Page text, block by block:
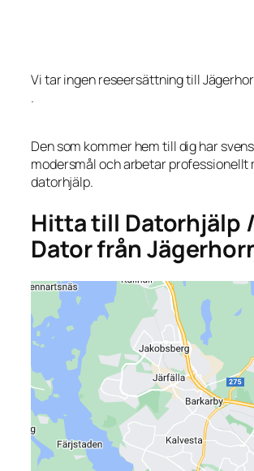
Vi tar ingen reseersättning till
.
Den som kommer hem till dig har
modersmål och arbetar professionellt
datorhjälp.
Hitta till Datorhjälp
Dator från